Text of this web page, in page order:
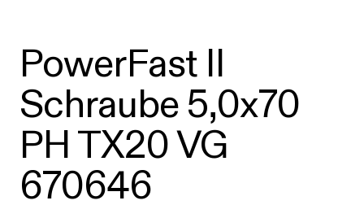
PowerFast II
Schraube 5,0x70
PH TX20 VG
670646